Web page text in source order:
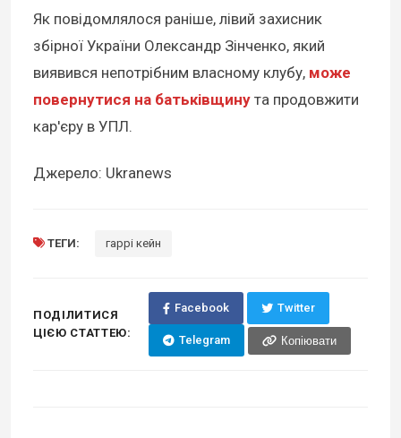
Як повідомлялося раніше, лівий захисник
збірної України Олександр Зінченко, який
виявився непотрібним власному клубу, може
повернутися на батьківщину та продовжити
кар'єру в УПЛ.
Джерело: Ukranews
ТЕГИ: гаррі кейн
ПОДІЛИТИСЯ
ЦІЄЮ СТАТТЕЮ:
Facebook Twitter
Telegram Копіювати